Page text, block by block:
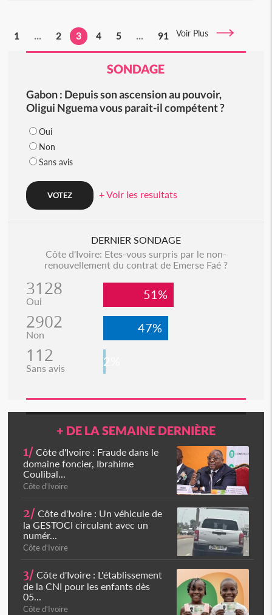
1 ... 2 3 4 5 ... 91 Voir Plus
SONDAGE
Gabon : Depuis son ascension au pouvoir,
Oligui Nguema vous parait-il compétent ?
Oui
Non
Sans avis
+ Voir les resultats
DERNIER SONDAGE
Côte d'Ivoire: Etes-vous surpris par le non-
renouvellement du contrat de Emerse Faé ?
3128
Oui 51%
2902
Non 47%
112
Sans avis 2%
+ DE LA SEMAINE DERNIÈRE
1/ Côte d'Ivoire : Fraude dans le
domaine foncier, Ibrahime
Coulibal...
Côte d'Ivoire
2/ Côte d'Ivoire : Un véhicule de
la GESTOCI circulant avec un
numér...
Côte d'Ivoire
3/ Côte d'Ivoire : L'établissement
de la CNI pour les enfants dès
05...
Côte d'Ivoire